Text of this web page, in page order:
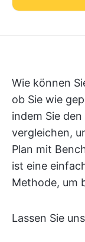
Wie können
ob Sie wie
indem Sie
vergleichen,
Plan mit
ist eine
Methode, um
Lassen Sie